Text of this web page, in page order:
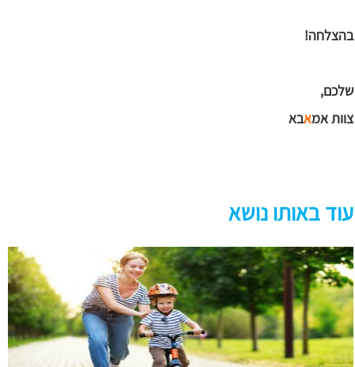
בהצלחה!
שלכם,
צוות אמאבא
עוד באותו נושא